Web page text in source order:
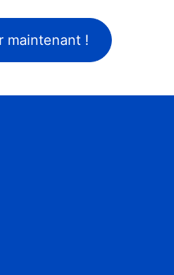
maintenant !